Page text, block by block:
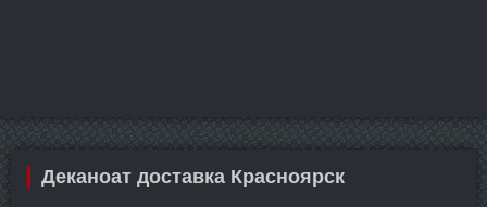
Деканоат доставка Красноярск